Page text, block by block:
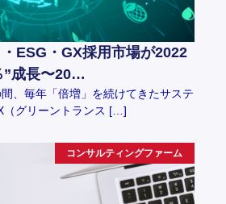
ESG・GX採用市場が2022
”成長〜20…
、毎年「倍増」を続けてきたサステ
（グリーントランス […]
コンサルティングファーム